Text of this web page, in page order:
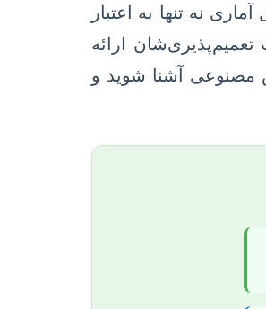
نه تنها به اعتبار
ارائه
مصنوعی آشنا شوید و